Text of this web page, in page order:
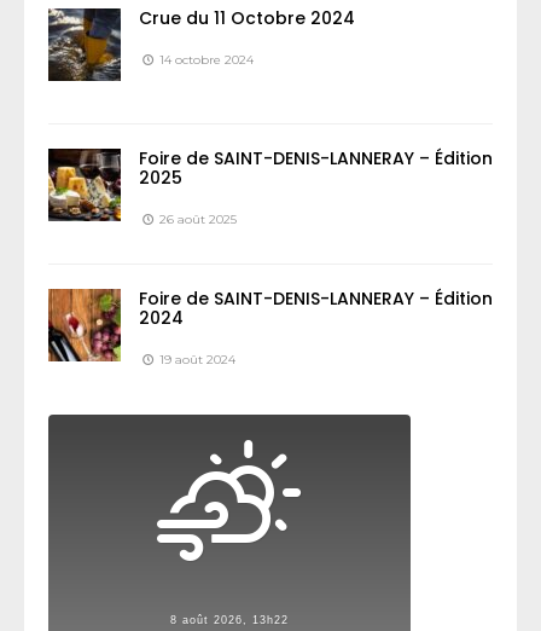
Crue du 11 Octobre 2024
14 octobre 2024
Foire de SAINT-DENIS-LANNERAY – Édition
2025
26 août 2025
Foire de SAINT-DENIS-LANNERAY – Édition
2024
19 août 2024
8 août 2026, 13h22